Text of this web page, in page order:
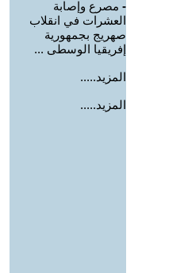
- مصرع وإصابة
العشرات في انقلاب
صهريج بجمهورية
إفريقيا الوسطى ...
المزيد.....
المزيد.....